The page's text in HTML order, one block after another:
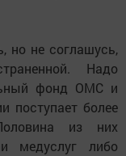
но не соглашусь,
Надо
фонд ОМС и
поступает более
из них
медуслуг либо